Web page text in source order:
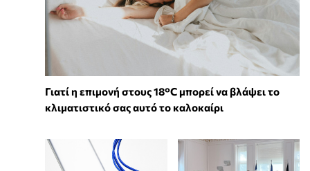
Γιατί η επιμονή στους 18°C μπορεί να βλάψει το
κλιματιστικό σας αυτό το καλοκαίρι